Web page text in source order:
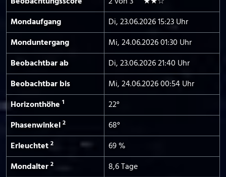
Mond­aufgang
Di, 23.06.2026 15:23 Uhr
Mond­untergang
Mi, 24.06.2026 01:30 Uhr
Beobachtbar ab
Di, 23.06.2026 21:40 Uhr
Beobachtbar bis
Mi, 24.06.2026 00:54 Uhr
Horizont­höhe 1
22°
Phasen­winkel 2
68°
Erleuchtet 2
69 %
Mond­alter 2
8,6 Tage